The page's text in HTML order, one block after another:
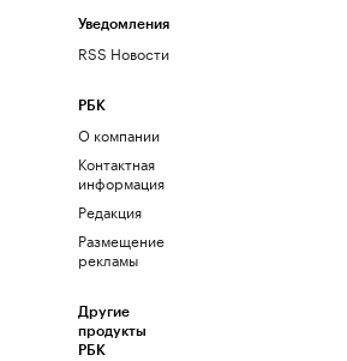
Уведомления
RSS Новости
РБК
О компании
Контактная
информация
Редакция
Размещение
рекламы
Другие
продукты
РБК